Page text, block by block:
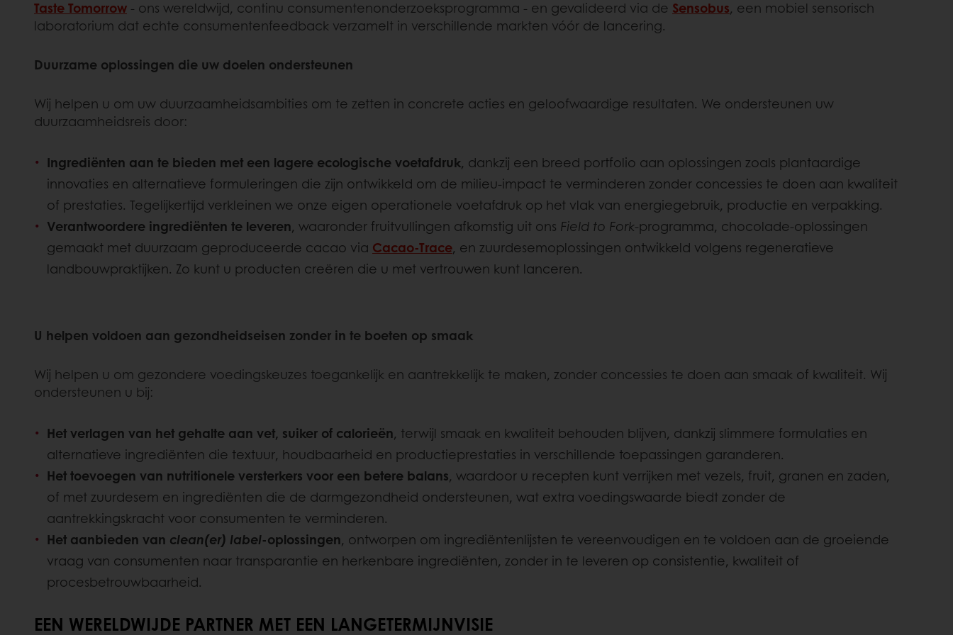
Taste Tomorrow - ons wereldwijd, continu consumentenonderzoeksprogramma - en gevalideerd via de Sensobus, een mobiel sensorisch
laboratorium dat echte consumentenfeedback verzamelt in verschillende markten vóór de lancering.
Duurzame oplossingen die uw doelen ondersteunen
Wij helpen u om uw duurzaamheidsambities om te zetten in concrete acties en geloofwaardige resultaten. We ondersteunen uw
duurzaamheidsreis door:
Ingrediënten aan te bieden met een lagere ecologische voetafdruk, dankzij een breed portfolio aan oplossingen zoals plantaardige
innovaties en alternatieve formuleringen die zijn ontwikkeld om de milieu‑impact te verminderen zonder concessies te doen aan kwaliteit
of prestaties. Tegelijkertijd verkleinen we onze eigen operationele voetafdruk op het vlak van energiegebruik, productie en verpakking.
Verantwoordere ingrediënten te leveren, waaronder fruitvullingen afkomstig uit ons Field to Fork-programma, chocolade-oplossingen
gemaakt met duurzaam geproduceerde cacao via Cacao‑Trace, en zuurdesemoplossingen ontwikkeld volgens regeneratieve
landbouwpraktijken. Zo kunt u producten creëren die u met vertrouwen kunt lanceren.
U helpen voldoen aan gezondheidseisen zonder in te boeten op smaak
Wij helpen u om gezondere voedingskeuzes toegankelijk en aantrekkelijk te maken, zonder concessies te doen aan smaak of kwaliteit. Wij
ondersteunen u bij:
Het verlagen van het gehalte aan vet, suiker of calorieën, terwijl smaak en kwaliteit behouden blijven, dankzij slimmere formulaties en
alternatieve ingrediënten die textuur, houdbaarheid en productieprestaties in verschillende toepassingen garanderen.
Het toevoegen van nutritionele versterkers voor een betere balans, waardoor u recepten kunt verrijken met vezels, fruit, granen en zaden,
of met zuurdesem en ingrediënten die de darmgezondheid ondersteunen, wat extra voedingswaarde biedt zonder de
aantrekkingskracht voor consumenten te verminderen.
Het aanbieden van clean(er) label-oplossingen, ontworpen om ingrediëntenlijsten te vereenvoudigen en te voldoen aan de groeiende
vraag van consumenten naar transparantie en herkenbare ingrediënten, zonder in te leveren op consistentie, kwaliteit of
procesbetrouwbaarheid.
EEN WERELDWIJDE PARTNER MET EEN LANGETERMIJNVISIE